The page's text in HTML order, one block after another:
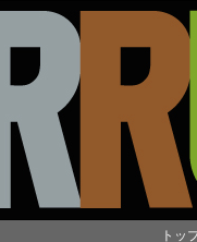
トッ